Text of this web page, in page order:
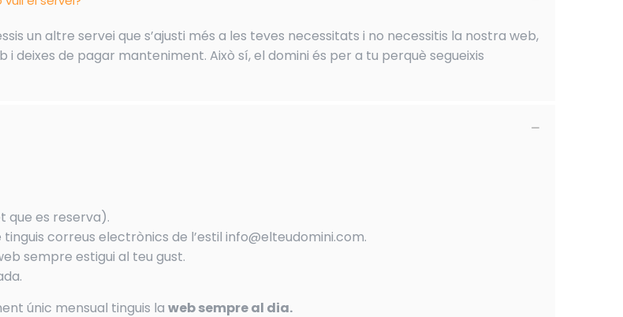
un altre servei que s’ajusti més a les teves necessitats i no necessitis la nostra web,
deixes de pagar manteniment. Això sí, el domini és per a tu perquè segueixis
que es reserva).
correus electrònics de l’estil info@elteudomini.com.
sempre estigui al teu gust.
únic mensual tinguis laweb sempre al dia.